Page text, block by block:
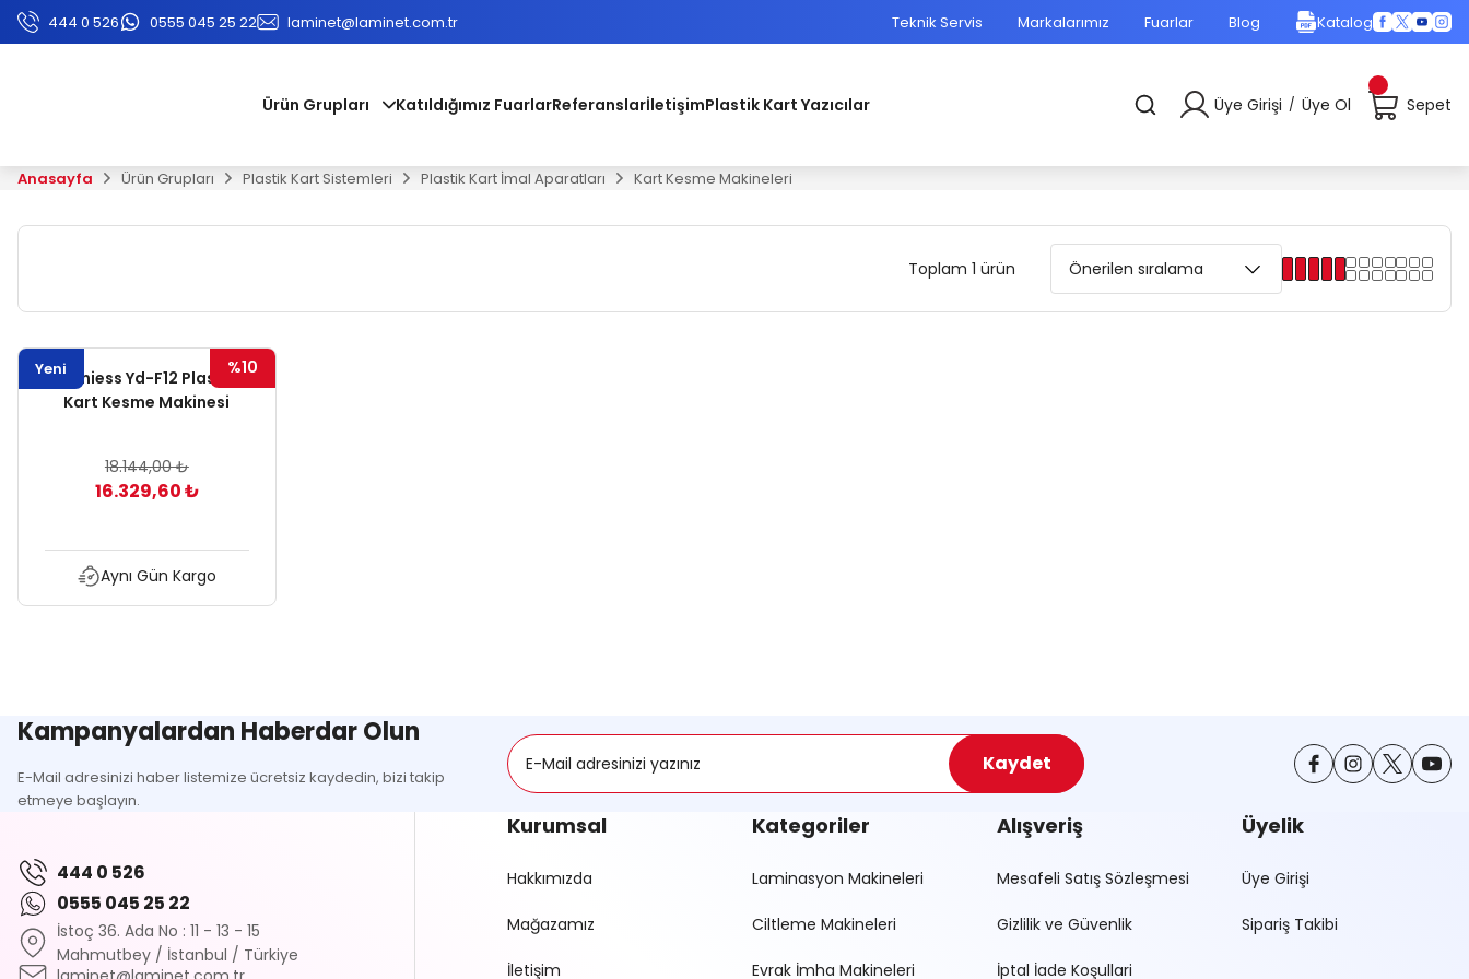
444 0 526 0555 045 25 22 laminet@laminet.com.tr Teknik Servis Markalarımız Fuarlar Blog Katalog
Ürün Grupları Katıldığımız FuarlarReferanslarİletişimPlastik Kart Yazıcılar Üye Girişi / Üye Ol Sepet
Anasayfa Ürün Grupları Plastik Kart Sistemleri Plastik Kart İmal Aparatları Kart Kesme Makineleri
Toplam 1 ürün
Yeni %10
Lamiess Yd-F12 Plastik
Kart Kesme Makinesi
18.144,00 ₺
16.329,60 ₺
Aynı Gün Kargo
Kampanyalardan Haberdar Olun
E-Mail adresinizi haber listemize ücretsiz kaydedin, bizi takip
etmeye başlayın.
Kaydet
444 0 526
0555 045 25 22
İstoç 36. Ada No : 11 - 13 - 15
Mahmutbey / İstanbul / Türkiye
Kurumsal
Hakkımızda
Mağazamız
İletişim
Kategoriler
Laminasyon Makineleri
Ciltleme Makineleri
Evrak İmha Makineleri
Alışveriş
Mesafeli Satış Sözleşmesi
Gizlilik ve Güvenlik
İptal İade Koşullari
Üyelik
Üye Girişi
Sipariş Takibi